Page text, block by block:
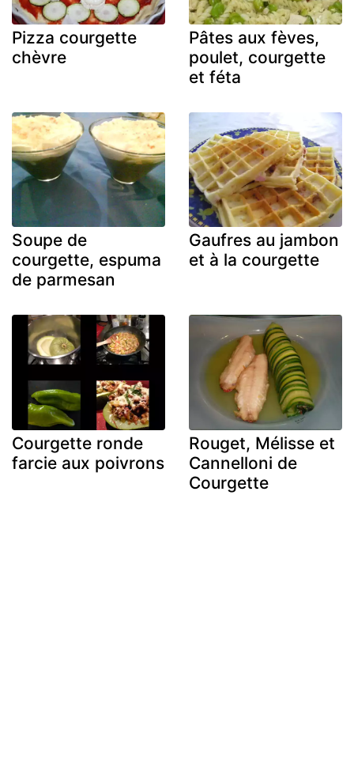
Pizza courgette
chèvre
Pâtes aux fèves,
poulet, courgette
et féta
Soupe de
courgette, espuma
de parmesan
Gaufres au jambon
et à la courgette
Courgette ronde
farcie aux poivrons
Rouget, Mélisse et
Cannelloni de
Courgette